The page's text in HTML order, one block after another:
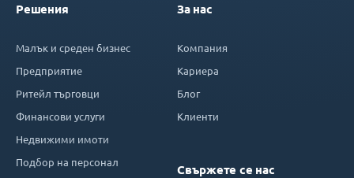
Решения
Малък и среден бизнес
Предприятие
Ритейл търговци
Финансови услуги
Недвижими имоти
Подбор на персонал
За нас
Компания
Кариера
Блог
Клиенти
Свържете се нас